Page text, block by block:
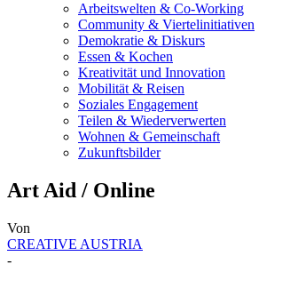
Arbeitswelten & Co-Working
Community & Viertelinitiativen
Demokratie & Diskurs
Essen & Kochen
Kreativität und Innovation
Mobilität & Reisen
Soziales Engagement
Teilen & Wiederverwerten
Wohnen & Gemeinschaft
Zukunftsbilder
Art Aid / Online
Von
CREATIVE AUSTRIA
-